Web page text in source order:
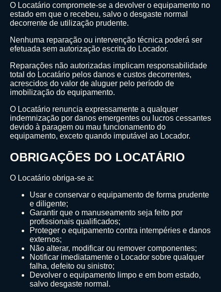
O Locatário compromete-se a devolver o equipamento no
estado em que o recebeu, salvo o desgaste normal
decorrente de utilização prudente.
Nenhuma reparação ou intervenção técnica poderá ser
efetuada sem autorização escrita do Locador.
Reparações não autorizadas implicam responsabilidade
total do Locatário pelos danos e custos decorrentes,
acrescidos do valor de aluguer pelo período de
imobilização do equipamento.
O Locatário renuncia expressamente a qualquer
indemnização por danos emergentes ou lucros cessantes
devido à paragem ou mau funcionamento do
equipamento, exceto quando imputável ao Locador.
OBRIGAÇÕES DO LOCATÁRIO
O Locatário obriga-se a:
Usar e conservar o equipamento de forma prudente
e diligente;
Garantir que o manuseamento seja feito por
profissionais qualificados;
Proteger o equipamento contra intempéries e danos
externos;
Não alterar, modificar ou remover componentes;
Notificar imediatamente o Locador sobre qualquer
falha, defeito ou sinistro;
Devolver o equipamento limpo e em bom estado,
salvo desgaste normal.